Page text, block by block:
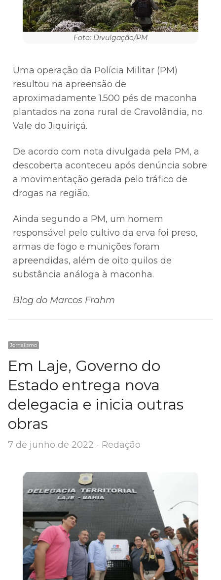
Foto: Divulgação/PM
Uma operação da Polícia Militar (PM)
resultou na apreensão de
aproximadamente 1.500 pés de maconha
plantados na zona rural de Cravolândia, no
Vale do Jiquiriçá.
De acordo com nota divulgada pela PM, a
descoberta aconteceu após denúncia sobre
a movimentação gerada pelo tráfico de
drogas na região.
Ainda segundo a PM, um homem
responsável pelo cultivo da erva foi preso,
armas de fogo e munições foram
apreendidas, além de oito quilos de
substância análoga à maconha.
Blog do Marcos Frahm
Jornalismo
Em Laje, Governo do
Estado entrega nova
delegacia e inicia outras
obras
7 de junho de 2022 Author
Redação